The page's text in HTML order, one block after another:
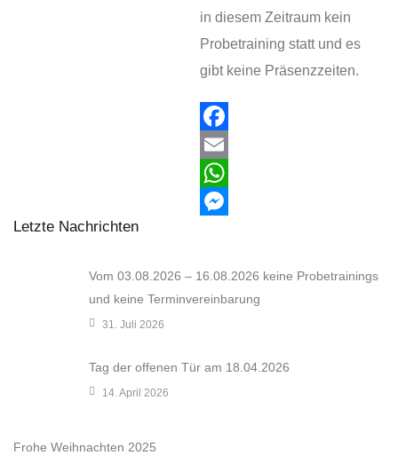
in diesem Zeitraum kein
Probetraining statt und es
gibt keine Präsenzzeiten.
F
a
c
E
m
W
p
n
Letzte Nachrichten
Vom 03.08.2026 – 16.08.2026 keine Probetrainings
und keine Terminvereinbarung
31. Juli 2026
Tag der offenen Tür am 18.04.2026
14. April 2026
Frohe Weihnachten 2025